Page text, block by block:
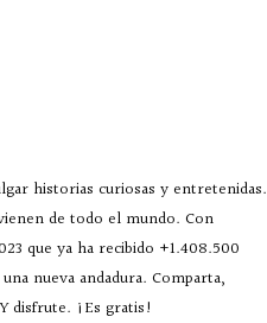
historias curiosas y entretenidas.
de todo el mundo. Con
que ya ha recibido +1.408.500
nueva andadura. Comparta,
disfrute. ¡Es gratis!